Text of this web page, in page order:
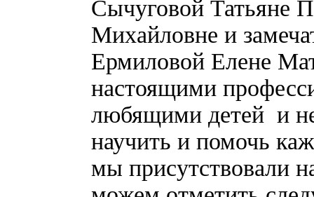
Сычуговой Татьяне
Михайловне и
Ермиловой Елене
настоящими
любящими детей и
научить и помочь
мы присутствовали